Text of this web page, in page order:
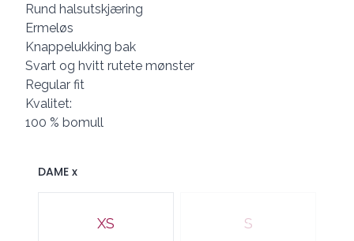
Rund halsutskjæring
Ermeløs
Knappelukking bak
Svart og hvitt rutete mønster
Regular fit
Kvalitet:
100 % bomull
DAME x
Velg en DAME x
XS S